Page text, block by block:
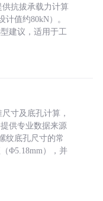
供抗拔承载力计算
值约80kN）。
建议，适用于工
寸及底孔计算，
供专业数据来源
纹底孔尺寸的常
Φ5.18mm），并